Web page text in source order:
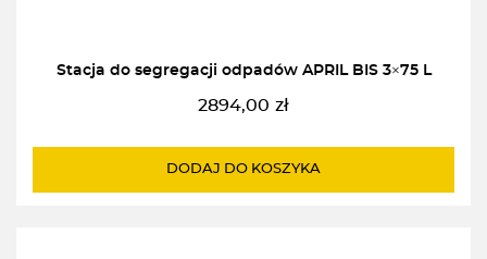
Stacja do segregacji odpadów APRIL BIS 3×75 L
2894,00 zł
DODAJ DO KOSZYKA